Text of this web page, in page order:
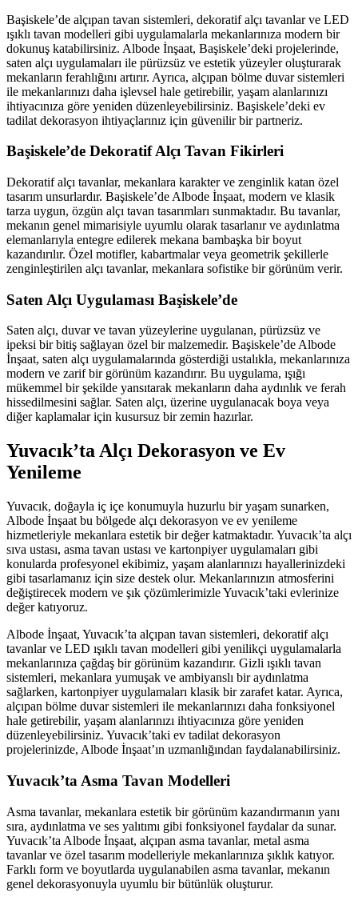
Başiskele’de alçıpan tavan sistemleri, dekoratif alçı tavanlar ve LED
ışıklı tavan modelleri gibi uygulamalarla mekanlarınıza modern bir
dokunuş katabilirsiniz. Albode İnşaat, Başiskele’deki projelerinde,
saten alçı uygulamaları ile pürüzsüz ve estetik yüzeyler oluşturarak
mekanların ferahlığını artırır. Ayrıca, alçıpan bölme duvar sistemleri
ile mekanlarınızı daha işlevsel hale getirebilir, yaşam alanlarınızı
ihtiyacınıza göre yeniden düzenleyebilirsiniz. Başiskele’deki ev
tadilat dekorasyon ihtiyaçlarınız için güvenilir bir partneriz.
Başiskele’de Dekoratif Alçı Tavan Fikirleri
Dekoratif alçı tavanlar, mekanlara karakter ve zenginlik katan özel
tasarım unsurlardır. Başiskele’de Albode İnşaat, modern ve klasik
tarza uygun, özgün alçı tavan tasarımları sunmaktadır. Bu tavanlar,
mekanın genel mimarisiyle uyumlu olarak tasarlanır ve aydınlatma
elemanlarıyla entegre edilerek mekana bambaşka bir boyut
kazandırılır. Özel motifler, kabartmalar veya geometrik şekillerle
zenginleştirilen alçı tavanlar, mekanlara sofistike bir görünüm verir.
Saten Alçı Uygulaması Başiskele’de
Saten alçı, duvar ve tavan yüzeylerine uygulanan, pürüzsüz ve
ipeksi bir bitiş sağlayan özel bir malzemedir. Başiskele’de Albode
İnşaat, saten alçı uygulamalarında gösterdiği ustalıkla, mekanlarınıza
modern ve zarif bir görünüm kazandırır. Bu uygulama, ışığı
mükemmel bir şekilde yansıtarak mekanların daha aydınlık ve ferah
hissedilmesini sağlar. Saten alçı, üzerine uygulanacak boya veya
diğer kaplamalar için kusursuz bir zemin hazırlar.
Yuvacık’ta Alçı Dekorasyon ve Ev
Yenileme
Yuvacık, doğayla iç içe konumuyla huzurlu bir yaşam sunarken,
Albode İnşaat bu bölgede alçı dekorasyon ve ev yenileme
hizmetleriyle mekanlara estetik bir değer katmaktadır. Yuvacık’ta alçı
sıva ustası, asma tavan ustası ve kartonpiyer uygulamaları gibi
konularda profesyonel ekibimiz, yaşam alanlarınızı hayallerinizdeki
gibi tasarlamanız için size destek olur. Mekanlarınızın atmosferini
değiştirecek modern ve şık çözümlerimizle Yuvacık’taki evlerinize
değer katıyoruz.
Albode İnşaat, Yuvacık’ta alçıpan tavan sistemleri, dekoratif alçı
tavanlar ve LED ışıklı tavan modelleri gibi yenilikçi uygulamalarla
mekanlarınıza çağdaş bir görünüm kazandırır. Gizli ışıklı tavan
sistemleri, mekanlara yumuşak ve ambiyanslı bir aydınlatma
sağlarken, kartonpiyer uygulamaları klasik bir zarafet katar. Ayrıca,
alçıpan bölme duvar sistemleri ile mekanlarınızı daha fonksiyonel
hale getirebilir, yaşam alanlarınızı ihtiyacınıza göre yeniden
düzenleyebilirsiniz. Yuvacık’taki ev tadilat dekorasyon
projelerinizde, Albode İnşaat’ın uzmanlığından faydalanabilirsiniz.
Yuvacık’ta Asma Tavan Modelleri
Asma tavanlar, mekanlara estetik bir görünüm kazandırmanın yanı
sıra, aydınlatma ve ses yalıtımı gibi fonksiyonel faydalar da sunar.
Yuvacık’ta Albode İnşaat, alçıpan asma tavanlar, metal asma
tavanlar ve özel tasarım modelleriyle mekanlarınıza şıklık katıyor.
Farklı form ve boyutlarda uygulanabilen asma tavanlar, mekanın
genel dekorasyonuyla uyumlu bir bütünlük oluşturur.